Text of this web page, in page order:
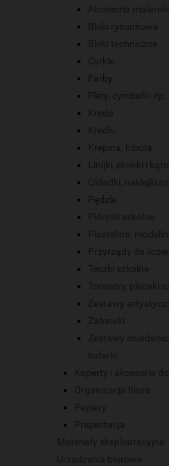
Akcesoria
Bloki rysunkowe
Bloki techniczne
Cyrkle
Farby
Flety, cymbałki itp.
Kreda
Kredki
Krepina, bibuła
Linijki, ekierki i
Okładki, naklejki
Pędzle
Piórniki szkolne
Plastelina,
Przyrządy do
Teczki szkolne
Tornistry, plecaki
Zestawy
Zabawki
Zestawy
kuferki
Koperty i akcesoria do
Organizacja biura
Papiery
Prezentacja
Materiały eksploatacyjne
Urządzenia biurowe